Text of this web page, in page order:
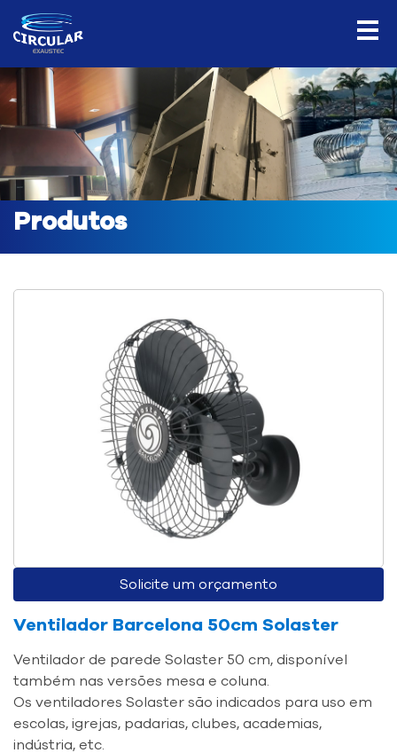
Produtos
Solicite um orçamento
Ventilador Barcelona 50cm Solaster
Ventilador de parede Solaster 50 cm, disponível
também nas versões mesa e coluna.
Os ventiladores Solaster são indicados para uso em
escolas, igrejas, padarias, clubes, academias,
indústria, etc.